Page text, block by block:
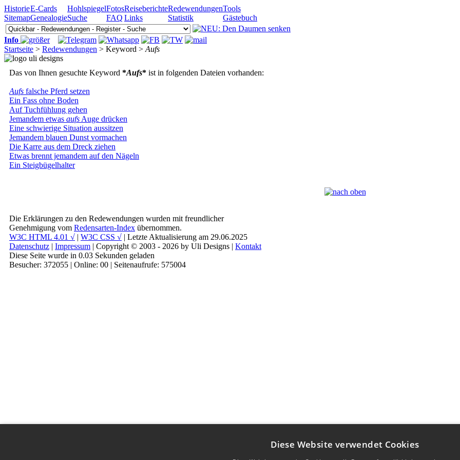
HistorieE-Cards HohlspiegelFotosReiseberichteRedewendungenTools
SitemapGenealogieSuche FAQ Links Statistik Gästebuch
Info
Startseite > Redewendungen > Keyword > Aufs
Das von Ihnen gesuchte Keyword *Aufs* ist in folgenden Dateien vorhanden:
Aufs falsche Pferd setzen
Ein Fass ohne Boden
Auf Tuchfühlung gehen
Jemandem etwas aufs Auge drücken
Eine schwierige Situation aussitzen
Jemandem blauen Dunst vormachen
Die Karre aus dem Dreck ziehen
Etwas brennt jemandem auf den Nägeln
Ein Steigbügelhalter
Die Erklärungen zu den Redewendungen wurden mit freundlicher
Genehmigung vom Redensarten-Index übernommen.
W3C HTML 4.01 √ | W3C CSS √ | Letzte Aktualisierung am 29.06.2025
Datenschutz | Impressum | Copyright © 2003 - 2026 by Uli Designs | Kontakt
Diese Seite wurde in 0.03 Sekunden geladen
Besucher: 372055 | Online: 00 | Seitenaufrufe: 575004
Diese Website verwendet Cookies